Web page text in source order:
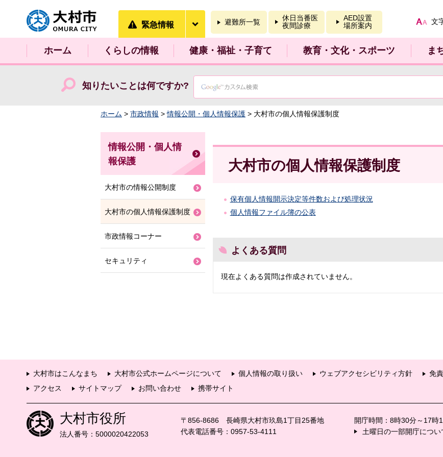
大村市
緊急情報 避難所一覧
休日当番医
夜間診療
AED設置
場所案内
文
ホーム くらしの情報 健康・福祉・子育て 教育・文化・スポーツ ま
知りたいことは何ですか?
ホーム > 市政情報 >情報公開・個人情報保護 > 大村市の個人情報保護制度
大村市の個人情報保護制度
保有個人情報開示決定等件数および処理状況
個人情報ファイル簿の公表
よくある質問
現在よくある質問は作成されていません。
情報公開・個人情
報保護
大村市の情報公開制度
大村市の個人情報保護制度
市政情報コーナー
セキュリティ
大村市はこんなまち 大村市公式ホームページについて 個人情報の取り扱い ウェブアクセシビリティ方針 免
アクセス
サイトマップ お問い合わせ 携帯サイト
大村市役所
法人番号：5000020422053
〒856-8686 長崎県大村市玖島1丁目25番地
代表電話番号：0957-53-4111
開庁時間：8時30分～17時
土曜日の一部開庁につい